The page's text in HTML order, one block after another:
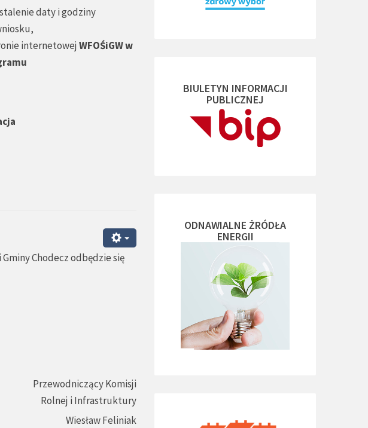
daty i godziny
internetowej WFOŚiGW w
Chodecz odbędzie się
Przewodniczący Komisji
Rolnej i Infrastruktury
Wiesław Feliniak
BIULETYN INFORMACJI
PUBLICZNEJ
ODNAWIALNE ŻRÓDŁA
ENERGII